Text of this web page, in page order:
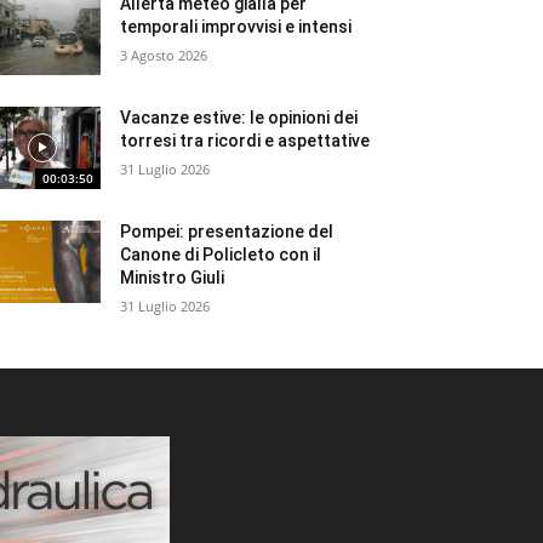
temporali improvvisi e intensi
3 Agosto 2026
00:03:50
Vacanze estive: le opinioni dei
torresi tra ricordi e aspettative
31 Luglio 2026
Pompei: presentazione del
Canone di Policleto con il
Ministro Giuli
31 Luglio 2026